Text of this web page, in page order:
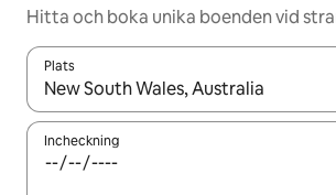
Hitta och boka unika boenden vid
Plats
När resultaten är tillgängliga kan du
Incheckning